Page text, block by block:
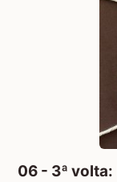
06 - 3ª volta: